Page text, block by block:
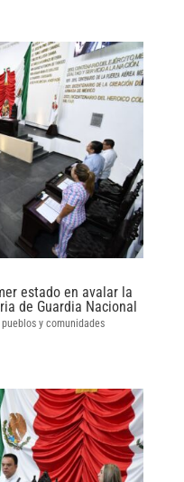
estado en avalar la
de Guardia Nacional
y comunidades